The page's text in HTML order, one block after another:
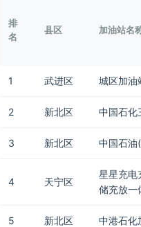
排
名
县区 加油站名
1 武进区 城区加油
2 新北区 中国石化
3 新北区 中国石油
4 天宁区
星星充电
储充放一
5 新北区 中港石化